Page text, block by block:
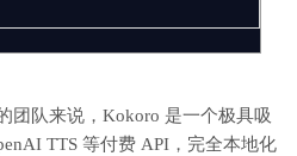
团队来说，Kokoro 是一个极具吸
TTS 等付费 API，完全本地化